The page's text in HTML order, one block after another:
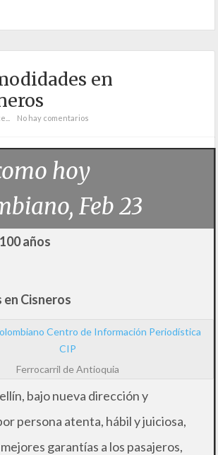
en
No hay comentarios
hoy
Feb 23
años
Cisneros
Ferrocarril de Antioquia
bajo nueva dirección y
persona atenta, hábil y juiciosa,
garantías a los pasajeros,